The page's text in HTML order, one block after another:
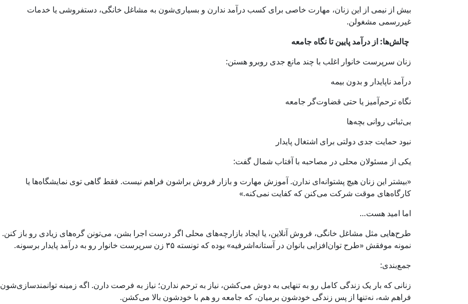
بیش از نیمی از این زنان، مهارت خاصی برای کسب درآمد ندارن و بسیاری‌شون به مشاغل خانگی، دستفروشی یا خدمات
غیررسمی مشغولن.
چالش‌ها: از درآمد پایین تا نگاه جامعه
زنان سرپرست خانوار اغلب با چند مانع جدی روبرو هستن:
درآمد ناپایدار و بدون بیمه
نگاه ترحم‌آمیز یا حتی قضاوت‌گر جامعه
بی‌ثباتی روانی بچه‌ها
نبود حمایت جدی دولتی برای اشتغال پایدار
یکی از مسئولان محلی در مصاحبه با آفتاب شمال گفت:
«بیشتر این زنان هیچ پشتوانه‌ای ندارن. آموزش مهارت و بازار فروش براشون فراهم نیست. فقط گاهی توی نمایشگاه‌ها یا
کارگاه‌های موقت شرکت می‌کنن که کفایت نمی‌کنه.»
اما امید هست…
طرح‌هایی مثل مشاغل خانگی، فروش آنلاین، یا ایجاد بازارچه‌های محلی اگر درست اجرا بشن، می‌تونن گره‌های زیادی رو باز کنن.
نمونه موفقش «طرح توان‌افزایی بانوان در آستانه‌اشرفیه» بوده که تونسته ۳۵ زن سرپرست خانوار رو به درآمد پایدار برسونه.
جمع‌بندی:
زنانی که بار یک زندگی کامل رو به تنهایی به دوش می‌کشن، نیاز به ترحم ندارن؛ نیاز به فرصت دارن. اگه زمینه توانمندسازی‌شون
فراهم شه، نه‌تنها از پس زندگی خودشون برمیان، که جامعه رو هم با خودشون بالا می‌کشن.